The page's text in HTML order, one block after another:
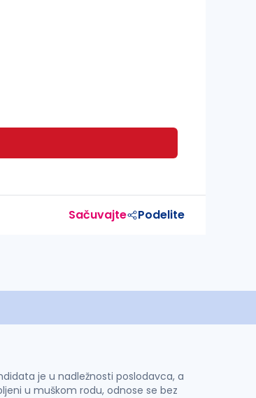
Sačuvajte Podelite
je u nadležnosti poslodavca, a
u muškom rodu, odnose se bez